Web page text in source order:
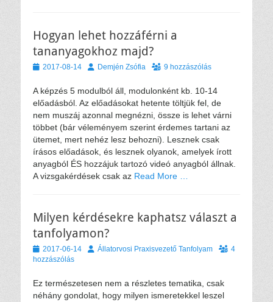
Hogyan lehet hozzáférni a
tananyagokhoz majd?
Közzétéve
2017-08-14 SzerzőDemjén Zsófia 9 hozzászólás
A képzés 5 modulból áll, modulonként kb. 10-14
előadásból. Az előadásokat hetente töltjük fel, de
nem muszáj azonnal megnézni, össze is lehet várni
többet (bár véleményem szerint érdemes tartani az
ütemet, mert nehéz lesz behozni). Lesznek csak
írásos előadások, és lesznek olyanok, amelyek írott
anyagból ÉS hozzájuk tartozó videó anyagból állnak.
A vizsgakérdések csak az Read More …
Milyen kérdésekre kaphatsz választ a
tanfolyamon?
Közzétéve
2017-06-14 SzerzőÁllatorvosi Praxisvezető Tanfolyam
4
hozzászólás
Ez természetesen nem a részletes tematika, csak
néhány gondolat, hogy milyen ismeretekkel leszel